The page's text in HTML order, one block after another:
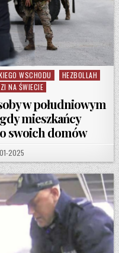
WSCHODU
HEZBOLLAH
NA ŚWIECIE
w południowym
mieszkańcy
swoich domów
DATE:
2025